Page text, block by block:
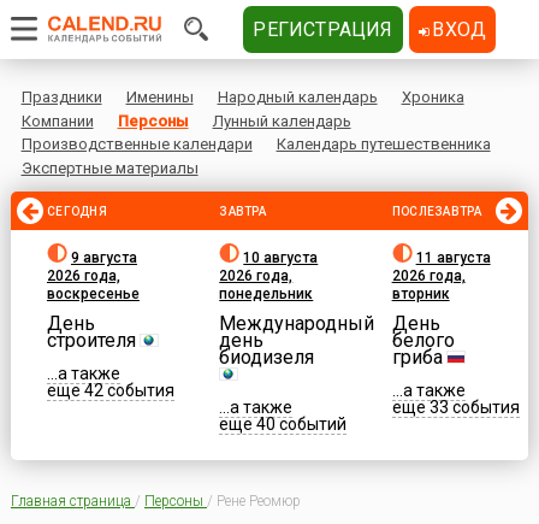
Праздники Именины Народный календарь
Хроника
Компании
Персоны
Лунный календарь
Производственные календари
Календарь путешественника
Экспертные материалы
СЕГОДНЯ
9 августа
2026 года,
воскресенье
День
строителя
...а также
еще 42 события
ЗАВТРА
10 августа
2026 года,
понедельник
Международный
день
биодизеля
...а также
еще 40 событий
ПОСЛЕЗАВТРА
11 августа
2026 года,
вторник
День
белого
гриба
...а также
еще 33 события
Главная страница / Персоны / Рене Реомюр
РЕГИСТРАЦИЯ ВХОД